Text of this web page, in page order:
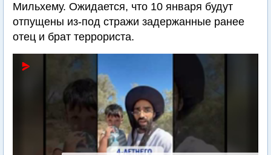
Мильхему. Ожидается, что 10 января будут
отпущены из-под стражи задержанные ранее
отец и брат террориста.